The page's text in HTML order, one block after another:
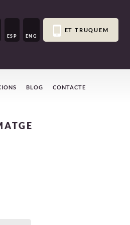
ESP ENG
ET TRUQUEM
BLOG CONTACTE